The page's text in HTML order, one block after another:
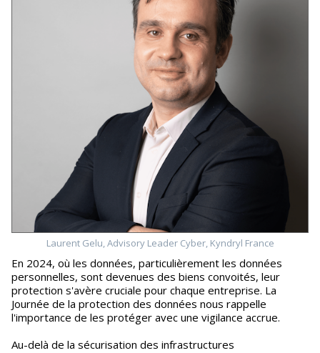
Laurent Gelu, Advisory Leader Cyber, Kyndryl France
En 2024, où les données, particulièrement les données
personnelles, sont devenues des biens convoités, leur
protection s'avère cruciale pour chaque entreprise. La
Journée de la protection des données nous rappelle
l'importance de les protéger avec une vigilance accrue.
Au-delà de la sécurisation des infrastructures